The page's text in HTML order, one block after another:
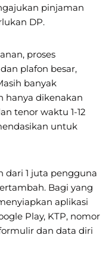
pinjaman
DP.
proses
plafon besar,
banyak
hanya dikenakan
tenor waktu 1-12
untuk
dari 1 juta pengguna
Bagi yang
aplikasi
Play, KTP, nomor
dan data diri